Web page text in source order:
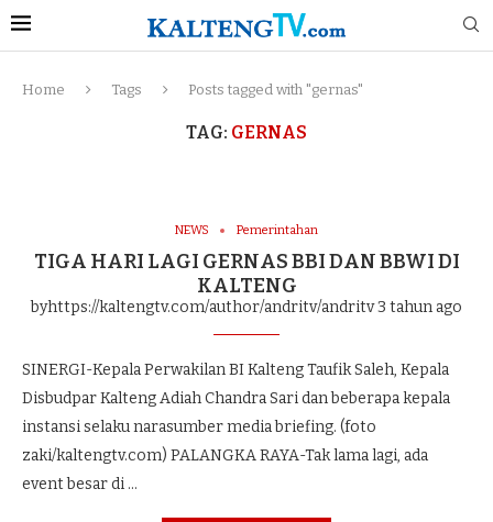
Home Tags Posts tagged with "gernas"
TAG: GERNAS
NEWS Pemerintahan
TIGA HARI LAGI GERNAS BBI DAN BBWI DI
KALTENG
byhttps://kaltengtv.com/author/andritv/andritv3 tahun ago
SINERGI-Kepala Perwakilan BI Kalteng Taufik Saleh, Kepala
Disbudpar Kalteng Adiah Chandra Sari dan beberapa kepala
instansi selaku narasumber media briefing. (foto
zaki/kaltengtv.com) PALANGKA RAYA-Tak lama lagi, ada
event besar di …